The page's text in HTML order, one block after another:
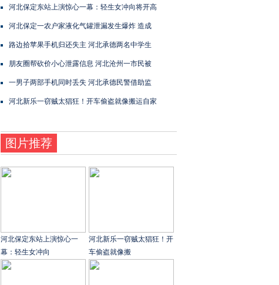
河北保定东站上演惊心一幕：轻生女冲向将开高
河北保定一农户家液化气罐泄漏发生爆炸 造成
路边拾苹果手机归还失主 河北承德两名中学生
朋友圈帮砍价小心泄露信息 河北沧州一市民被
一男子两部手机同时丢失 河北承德民警借助监
河北新乐一窃贼太猖狂！开车偷盗就像搬运自家
图片推荐
河北保定东站上演惊心一
幕：轻生女冲向
河北新乐一窃贼太猖狂！开
车偷盗就像搬